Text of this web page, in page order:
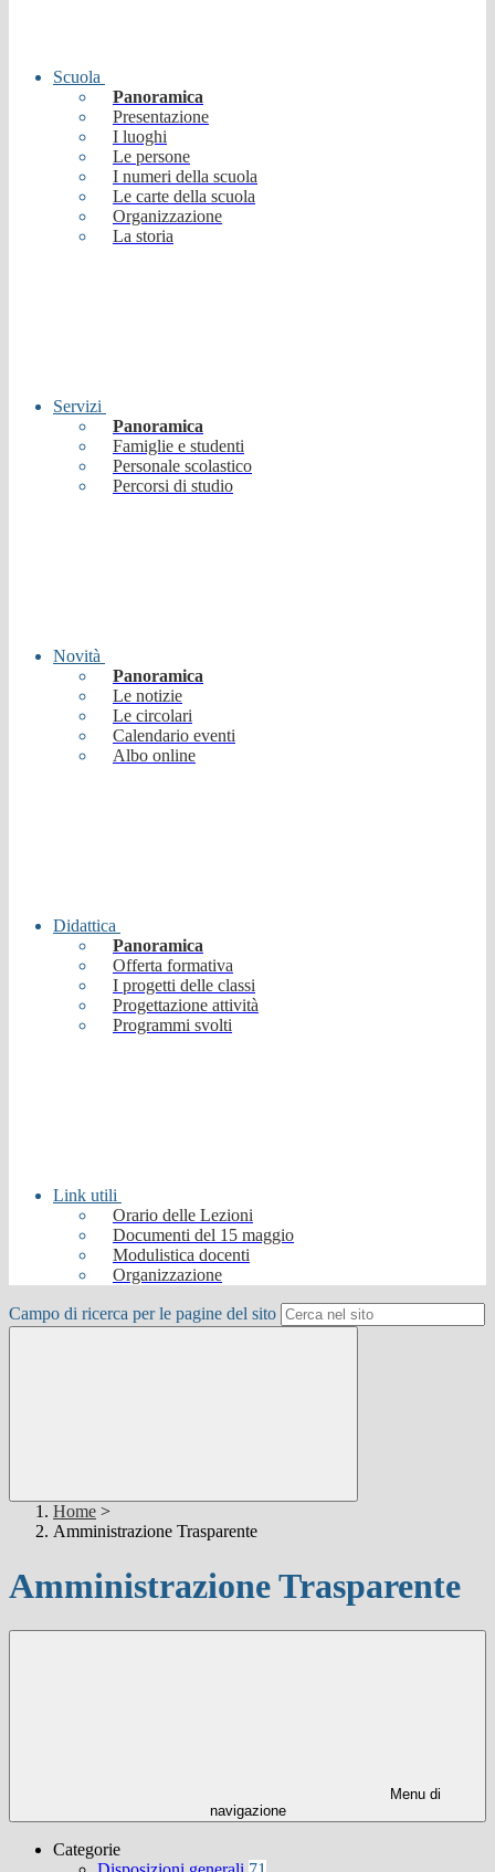
Scuola
Panoramica
Presentazione
I luoghi
Le persone
I numeri della scuola
Le carte della scuola
Organizzazione
La storia
Servizi
Panoramica
Famiglie e studenti
Personale scolastico
Percorsi di studio
Novità
Panoramica
Le notizie
Le circolari
Calendario eventi
Albo online
Didattica
Panoramica
Offerta formativa
I progetti delle classi
Progettazione attività
Programmi svolti
Link utili
Orario delle Lezioni
Documenti del 15 maggio
Modulistica docenti
Organizzazione
Campo di ricerca per le pagine del sito
Home >
Amministrazione Trasparente
Amministrazione Trasparente
Menu di
navigazione
Categorie